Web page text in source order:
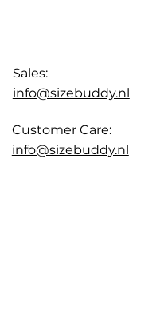
Sales:
info@sizebuddy.nl
Customer Care:
info@sizebuddy.nl